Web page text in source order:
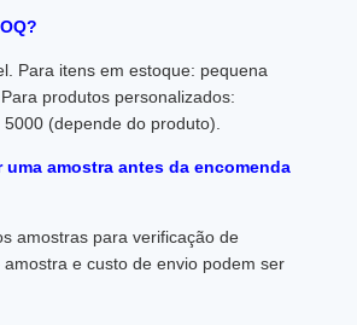
Para itens em estoque: pequena
produtos personalizados:
(depende do produto).
uma amostra antes da encomenda
amostras para verificação de
e custo de envio podem ser